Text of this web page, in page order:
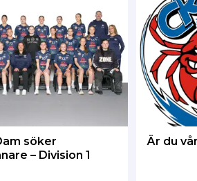
söker
– Division 1
Är du